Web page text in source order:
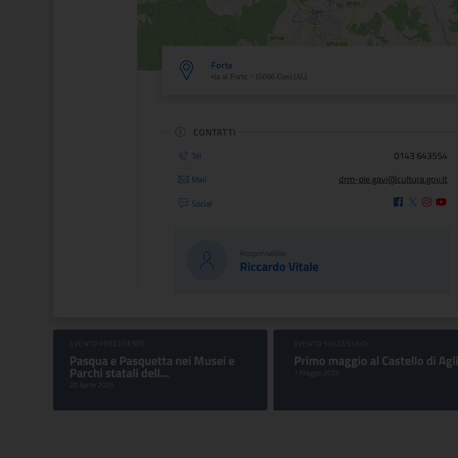
Forte
via al Forte - 15066 Gavi (AL)
CONTATTI
Tel 0143 643554
Mail drm-pie.gavi@cultura.gov.it
Social Facebook
TwitterInstagram
Responsabile:
Riccardo Vitale
Sfoglia Eventi
EVENTO PRECEDENTE:
Pasqua e Pasquetta nei Musei e
Parchi statali dell...
20 Aprile 2025
EVENTO SUCCESSIVO:
Primo maggio al Castello di
1 Maggio 2025